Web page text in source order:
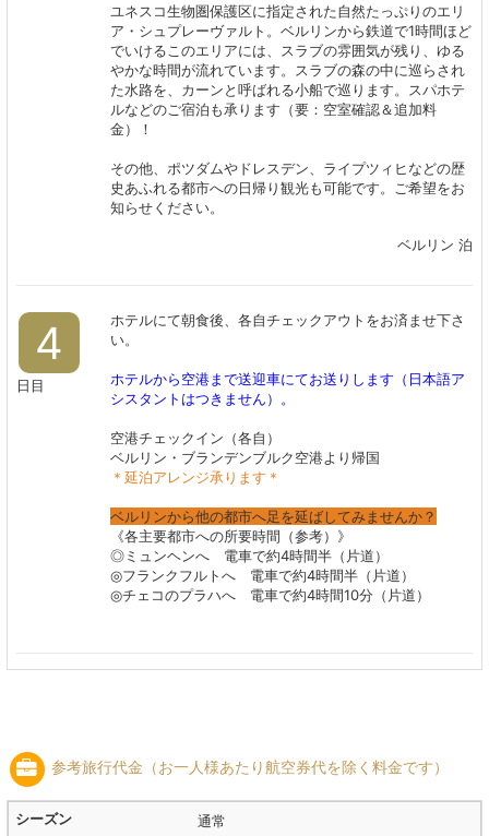
ユネスコ生物圏保護区に指定された自然たっぷりのエリ
ア・シュプレーヴァルト。ベルリンから鉄道で1時間ほど
でいけるこのエリアには、スラブの雰囲気が残り、ゆる
やかな時間が流れています。スラブの森の中に巡らされ
た水路を、カーンと呼ばれる小船で巡ります。スパホテ
ルなどのご宿泊も承ります（要：空室確認＆追加料
金）！
その他、ポツダムやドレスデン、ライプツィヒなどの歴
史あふれる都市への日帰り観光も可能です。ご希望をお
知らせください。
ベルリン 泊
4
日目
ホテルにて朝食後、各自チェックアウトをお済ませ下さ
い。
ホテルから空港まで送迎車にてお送りします（日本語ア
シスタントはつきません）。
空港チェックイン（各自）
ベルリン・ブランデンブルク空港より帰国
＊延泊アレンジ承ります＊
ベルリンから他の都市へ足を延ばしてみませんか？
《各主要都市への所要時間（参考）》
◎ミュンヘンへ 電車で約4時間半（片道）
◎フランクフルトへ 電車で約4時間半（片道）
◎チェコのプラハへ 電車で約4時間10分（片道）
参考旅行代金（お一人様あたり航空券代を除く料金です）
通常